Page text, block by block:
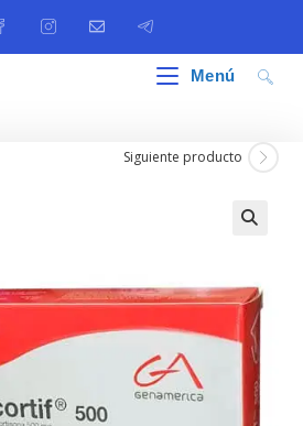
Menú
Siguiente producto